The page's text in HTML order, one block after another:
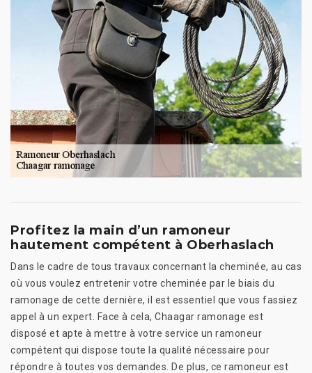
Profitez la main d’un ramoneur
hautement compétent à Oberhaslach
Dans le cadre de tous travaux concernant la cheminée, au cas
où vous voulez entretenir votre cheminée par le biais du
ramonage de cette dernière, il est essentiel que vous fassiez
appel à un expert. Face à cela, Chaagar ramonage est
disposé et apte à mettre à votre service un ramoneur
compétent qui dispose toute la qualité nécessaire pour
répondre à toutes vos demandes. De plus, ce ramoneur est